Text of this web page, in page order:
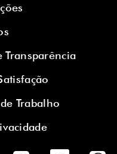
Transparência
Trabalho